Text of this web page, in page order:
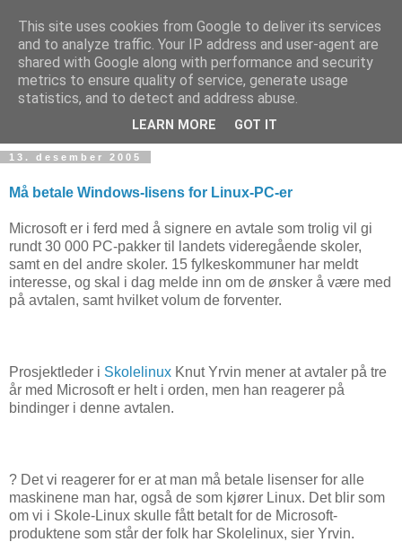
Teknologinyheter
13. desember 2005
Må betale Windows-lisens for Linux-PC-er
Microsoft er i ferd med å signere en avtale som trolig vil gi
rundt 30 000 PC-pakker til landets videregående skoler,
samt en del andre skoler. 15 fylkeskommuner har meldt
interesse, og skal i dag melde inn om de ønsker å være med
på avtalen, samt hvilket volum de forventer.
Prosjektleder i Skolelinux Knut Yrvin mener at avtaler på tre
år med Microsoft er helt i orden, men han reagerer på
bindinger i denne avtalen.
? Det vi reagerer for er at man må betale lisenser for alle
maskinene man har, også de som kjører Linux. Det blir som
om vi i Skole-Linux skulle fått betalt for de Microsoft-
produktene som står der folk har Skolelinux, sier Yrvin.
This site uses cookies from Google to deliver its services
and to analyze traffic. Your IP address and user-agent are
shared with Google along with performance and security
metrics to ensure quality of service, generate usage
statistics, and to detect and address abuse.
LEARN MORE GOT IT